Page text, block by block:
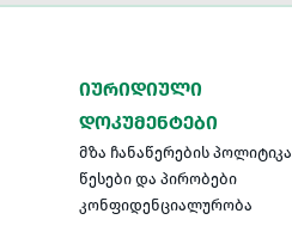
ᲘᲣᲠᲘᲓᲘᲣᲚᲘ
ᲓᲝᲙᲣᲛᲔᲜᲢᲔᲑᲘ
მზა ჩანაწერების პოლიტიკა
წესები და პირობები
კონფიდენციალურობა